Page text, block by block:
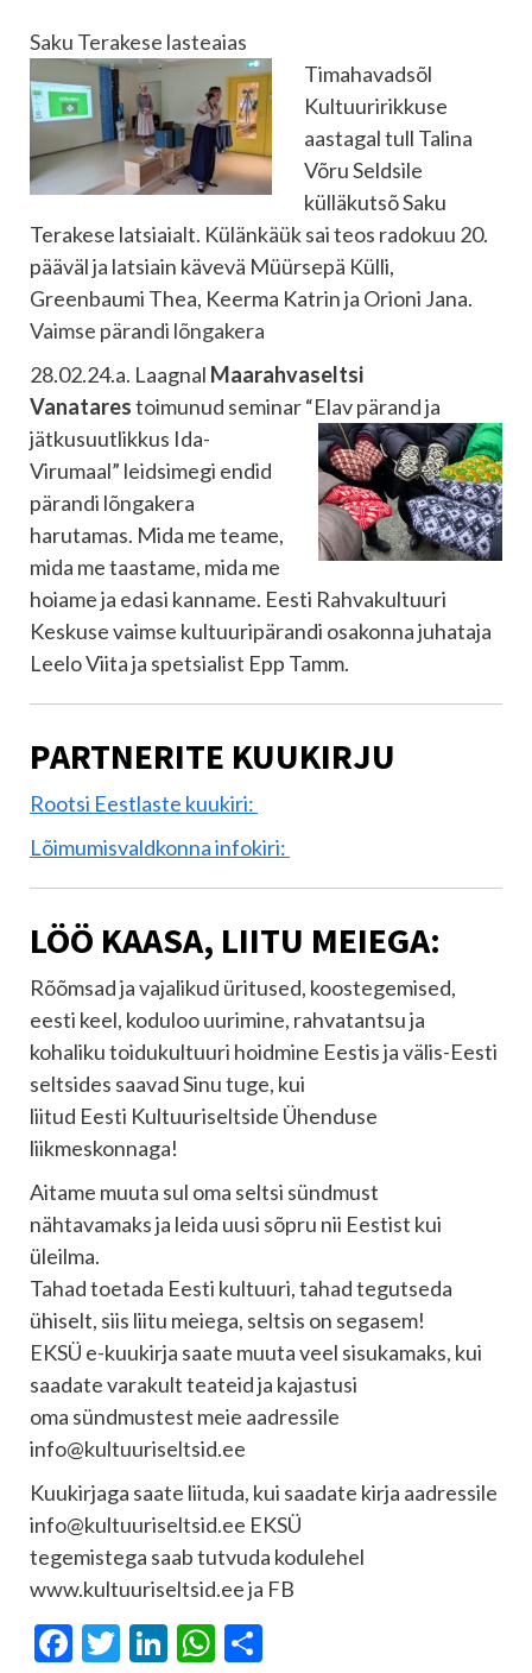
Saku Terakese lasteaias
Timahavadsõl
Kultuuririkkuse
aastagal tull Talina
Võru Seldsile
külläkutsõ Saku
Terakese latsiaialt. Külänkäük sai teos radokuu 20.
pääväl ja latsiain kävevä Müürsepä Külli,
Greenbaumi Thea, Keerma Katrin ja Orioni Jana.
Vaimse pärandi lõngakera
28.02.24.a. Laagnal Maarahvaseltsi
Vanatarestoimunud seminar “Elav pärand ja
jätkusuutlikkus Ida-
Virumaal” leidsimegi endid
pärandi lõngakera
harutamas. Mida me teame,
mida me taastame, mida me
hoiame ja edasi kanname. Eesti Rahvakultuuri
Keskuse vaimse kultuuripärandi osakonna juhataja
Leelo Viita ja spetsialist Epp Tamm.
PARTNERITE KUUKIRJU
Rootsi Eestlaste kuukiri:
Lõimumisvaldkonna infokiri:
LÖÖ KAASA, LIITU MEIEGA:
Rõõmsad ja vajalikud üritused, koostegemised,
eesti keel, koduloo uurimine, rahvatantsu ja
kohaliku toidukultuuri hoidmine Eestis ja välis-Eesti
seltsides saavad Sinu tuge, kui
liitud Eesti Kultuuriseltside Ühenduse
liikmeskonnaga!
Aitame muuta sul oma seltsi sündmust
nähtavamaks ja leida uusi sõpru nii Eestist kui
üleilma.
Tahad toetada Eesti kultuuri, tahad tegutseda
ühiselt, siis liitu meiega, seltsis on segasem!
EKSÜ e-kuukirja saate muuta veel sisukamaks, kui
saadate varakult teateid ja kajastusi
oma sündmustest meie aadressile
info@kultuuriseltsid.ee
Kuukirjaga saate liituda, kui saadate kirja aadressile
info@kultuuriseltsid.ee EKSÜ
tegemistega saab tutvuda kodulehel
www.kultuuriseltsid.ee ja FB
Facebook
Twitter
LinkedIn
WhatsApp